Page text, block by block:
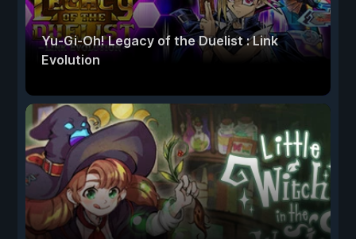
Yu-Gi-Oh! Legacy of the Duelist : Link
Evolution